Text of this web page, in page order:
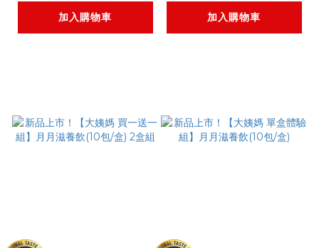
滋養飲(10包/盒)
加入購物車 加入購物車